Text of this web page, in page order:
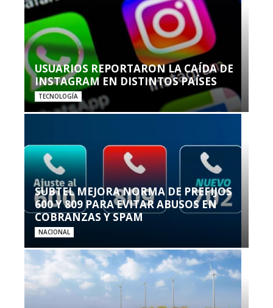
USUARIOS REPORTARON LA CAÍDA DE
INSTAGRAM EN DISTINTOS PAÍSES
TECNOLOGÍA
SUBTEL MEJORA NORMA DE PREFIJOS
600 Y 809 PARA EVITAR ABUSOS EN
COBRANZAS Y SPAM
NACIONAL